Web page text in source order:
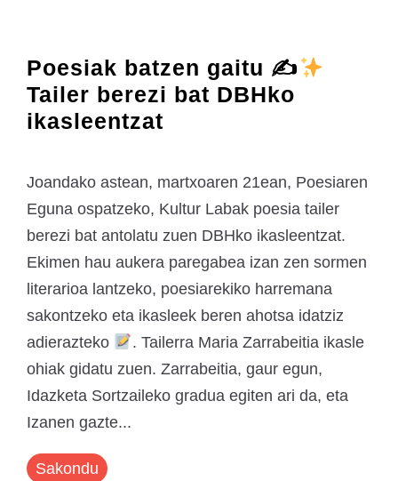
Poesiak batzen gaitu ✍
Tailer berezi bat DBHko
ikasleentzat
Joandako astean, martxoaren 21ean, Poesiaren
Eguna ospatzeko, Kultur Labak poesia tailer
berezi bat antolatu zuen DBHko ikasleentzat.
Ekimen hau aukera paregabea izan zen sormen
literarioa lantzeko, poesiarekiko harremana
sakontzeko eta ikasleek beren ahotsa idatziz
adierazteko
. Tailerra Maria Zarrabeitia ikasle
ohiak gidatu zuen. Zarrabeitia, gaur egun,
Idazketa Sortzaileko gradua egiten ari da, eta
Izanen gazte...
Sakondu